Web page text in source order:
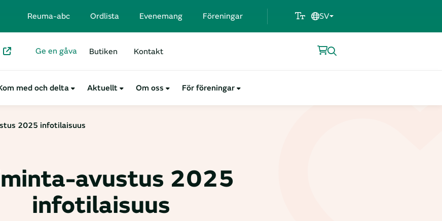
Reuma-abc Ordlista Evenemang Föreningar SV
Ge en gåva Butiken Kontakt
med och delta Aktuellt Om oss För föreningar
2025 infotilaisuus
avustus 2025
infotilaisuus